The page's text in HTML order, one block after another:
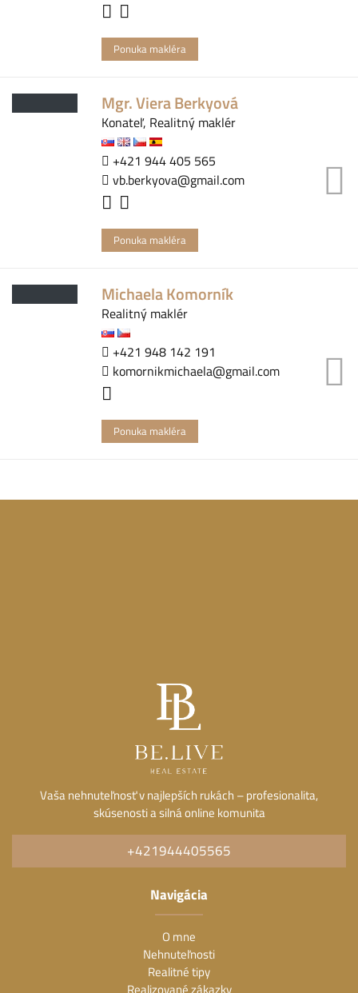
Ponuka makléra
Mgr. Viera Berkyová
Konateľ, Realitný maklér
+421 944 405 565
vb.berkyova@gmail.com
Ponuka makléra
Michaela Komorník
Realitný maklér
+421 948 142 191
komornikmichaela@gmail.com
Ponuka makléra
Vaša nehnuteľnosť v najlepších rukách – profesionalita,
skúsenosti a silná online komunita
+421944405565
Navigácia
O mne
Nehnuteľnosti
Realitné tipy
Realizované zákazky